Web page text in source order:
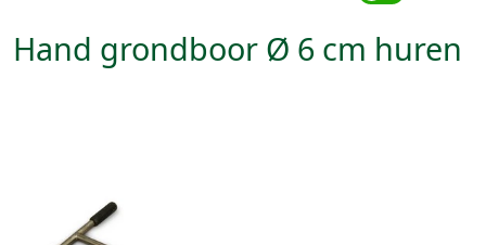
Hand grondboor Ø 6 cm huren